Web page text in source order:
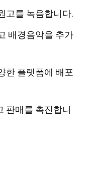
고를 녹음합니다.
배경음악을 추가
한 플랫폼에 배포
판매를 촉진합니